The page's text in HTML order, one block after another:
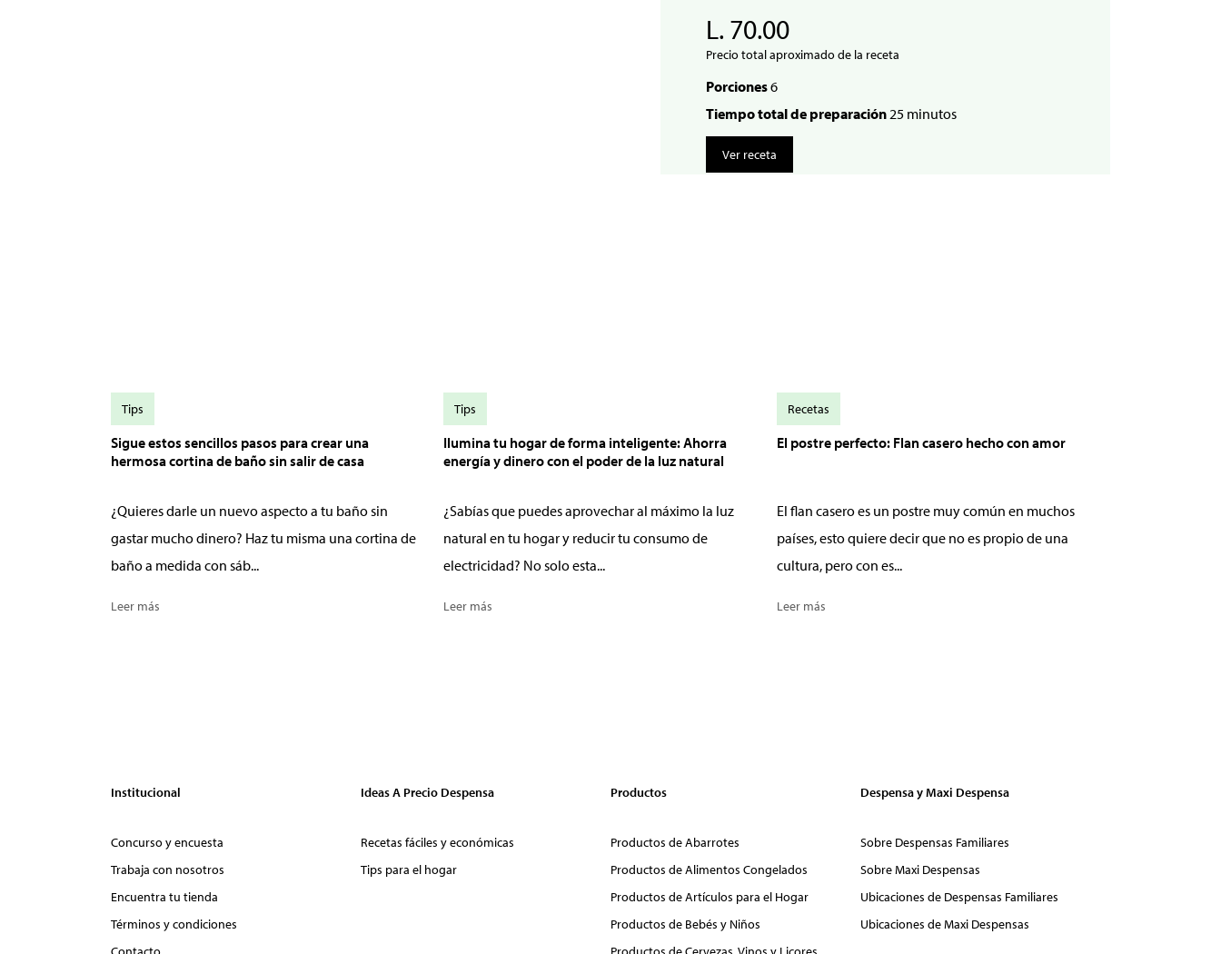
L. 70.00
Precio total aproximado de la receta
Porciones6
Tiempo total de preparación 25 minutos
Ver receta
Sigue estos sencillos pasos para crear una
hermosa cortina de baño sin salir de casa
¿Quieres darle un nuevo aspecto a tu baño sin
gastar mucho dinero? Haz tu misma una cortina de
baño a medida con sáb...
Leer más
Tips
Ilumina tu hogar de forma inteligente: Ahorra
energía y dinero con el poder de la luz natural
¿Sabías que puedes aprovechar al máximo la luz
natural en tu hogar y reducir tu consumo de
electricidad? No solo esta...
Leer más
Tips
El postre perfecto: Flan casero hecho con amor
El flan casero es un postre muy común en muchos
países, esto quiere decir que no es propio de una
cultura, pero con es...
Leer más
Recetas
Institucional
Concurso y encuesta
Trabaja con nosotros
Encuentra tu tienda
Términos y condiciones
Ideas A Precio Despensa
Recetas fáciles y económicas
Tips para el hogar
Productos
Productos de Abarrotes
Productos de Alimentos Congelados
Productos de Artículos para el Hogar
Productos de Bebés y Niños
Despensa y Maxi Despensa
Sobre Despensas Familiares
Sobre Maxi Despensas
Ubicaciones de Despensas Familiares
Ubicaciones de Maxi Despensas